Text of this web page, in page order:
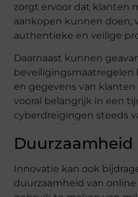
zorgt ervoor dat klanten
aankopen kunnen doen,
authentieke en veilige
Daarnaast kunnen
beveiligingsmaatregelen
en gegevens van
vooral belangrijk in een
cyberdreigingen steeds
Duurzaamheid
Innovatie kan ook
duurzaamheid van